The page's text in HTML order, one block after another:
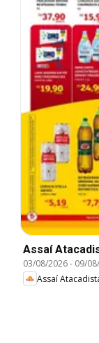
Assaí
03/08/2026- 09/
Assaí